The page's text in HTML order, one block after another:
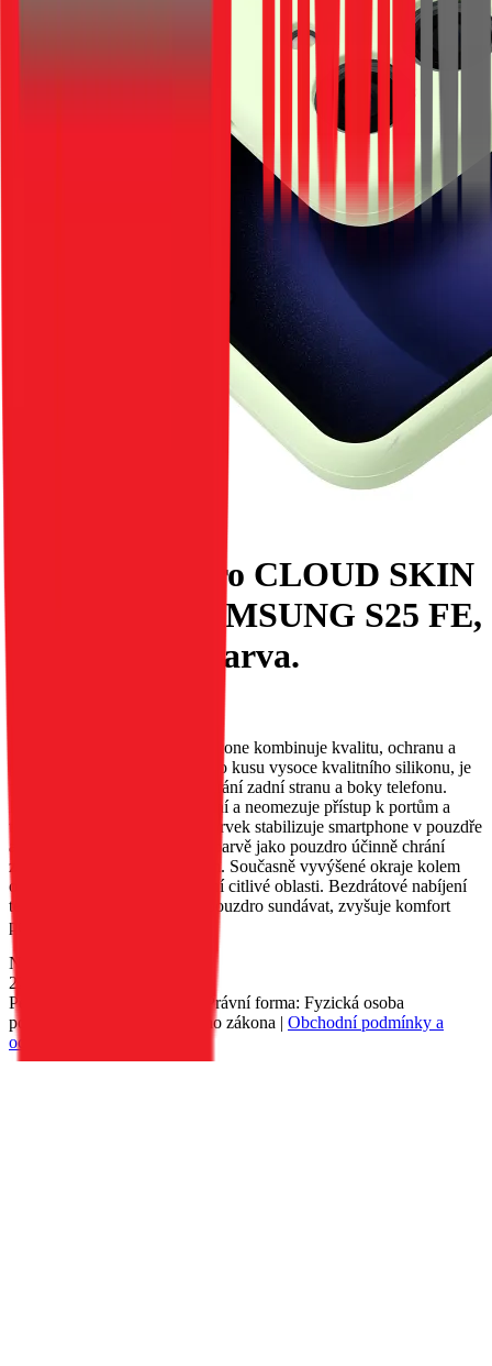
ROAR pouzdro CLOUD SKIN
pro telefon SAMSUNG S25 FE,
světle zelená barva.
Pouzdro Roar Cloud Skin Silicone kombinuje kvalitu, ochranu a
pohodlí. Je vyrobeno z jednoho kusu vysoce kvalitního silikonu, je
příjemné na dotek a účinně chrání zadní stranu a boky telefonu.
Perfektně se přizpůsobí zařízení a neomezuje přístup k portům a
tlačítkům. Vnitřní zpevňující prvek stabilizuje smartphone v pouzdře
a jemné polstrování ve stejné barvě jako pouzdro účinně chrání
zadní stranu před poškrábáním. Současně vyvýšené okraje kolem
obrazovky a fotoaparátu chrání citlivé oblasti. Bezdrátové nabíjení
telefonu, aniž by bylo nutné pouzdro sundávat, zvyšuje komfort
používání.
Nedostupné
229 Kč
Petr Matyáš, IČ: 00705331, Právní forma: Fyzická osoba
podnikající dle živnostenského zákona | Obchodní podmínky a
ochrana osobních údajů